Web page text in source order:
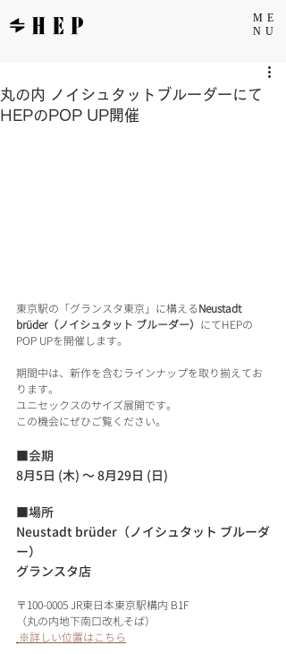
ME
NU
丸の内 ノイシュタットブルーダーにて
HEPのPOP UP開催
東京駅の「グランスタ東京」に構えるNeustadt
brüder（ノイシュタット ブルーダー） にてHEPの
POP UPを開催します。
期間中は、新作を含むラインナップを取り揃えてお
ります。
ユニセックスのサイズ展開です。
この機会にぜひご覧ください。
■会期
8月5日 (木) 〜 8月29日 (日)
■場所
Neustadt brüder（ノイシュタット ブルーダ
ー）
グランスタ店
〒100-0005 JR東日本東京駅構内 B1F
（丸の内地下南口改札そば）
※詳しい位置はこちら